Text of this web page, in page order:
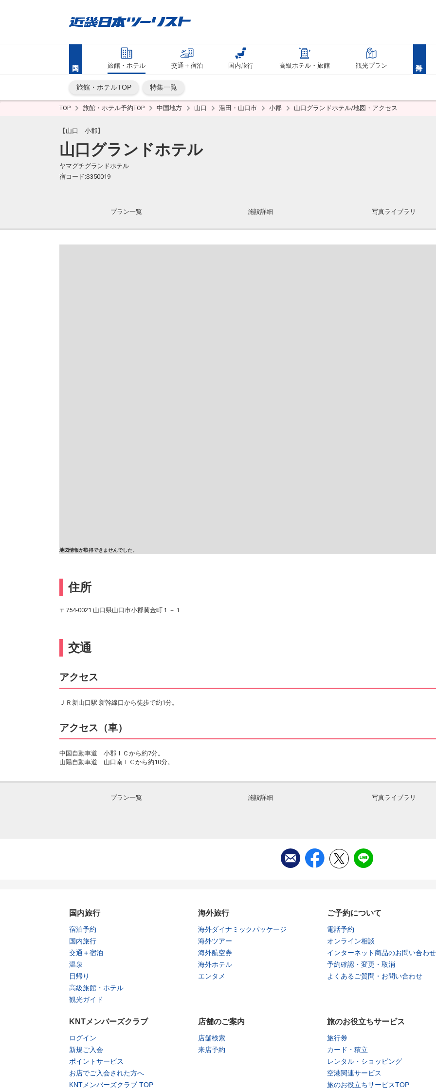
旅館・ホテル 交通＋宿泊 国内旅行 高級ホテル・旅館 観光プラン
旅館・ホテルTOP 特集一覧
TOP 旅館・ホテル予約TOP 中国地方 山口 湯田・山口市 小郡 山口グランドホテル/地図・アクセス
【山口 小郡】
山口グランドホテル
ヤマグチグランドホテル
宿コード:S350019
プラン一覧 施設詳細 写真ライブラリ
地図情報が取得できませんでした。
住所
〒754-0021 山口県山口市小郡黄金町１－１
交通
アクセス
ＪＲ新山口駅 新幹線口から徒歩で約1分。
アクセス（車）
中国自動車道 小郡ＩＣから約7分。
山陽自動車道 山口南ＩＣから約10分。
プラン一覧 施設詳細 写真ライブラリ
国内旅行
宿泊予約
国内旅行
交通＋宿泊
温泉
日帰り
高級旅館・ホテル
観光ガイド
海外旅行
海外ダイナミックパッケージ
海外ツアー
海外航空券
海外ホテル
エンタメ
ご予約について
電話予約
オンライン相談
インターネット商品のお問い合わせ
予約確認・変更・取消
よくあるご質問・お問い合わせ
KNTメンバーズクラブ
ログイン
新規ご入会
ポイントサービス
お店でご入会された方へ
KNTメンバーズクラブ TOP
店舗のご案内
店舗検索
来店予約
旅のお役立ちサービス
旅行券
カード・積立
レンタル・ショッピング
空港関連サービス
旅のお役立ちサービスTOP